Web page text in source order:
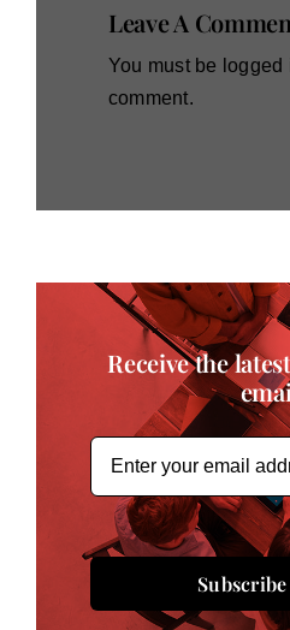
Leave A
You must be logged
comment.
Receive the